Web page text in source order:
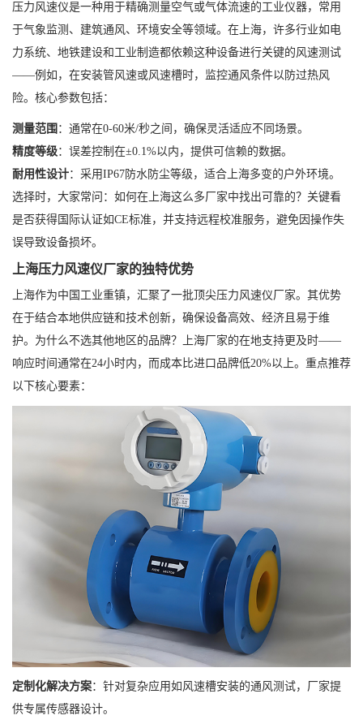
压力风速仪是一种用于精确测量空气或气体流速的工业仪器，常用
于气象监测、建筑通风、环境安全等领域。在上海，许多行业如电
力系统、地铁建设和工业制造都依赖这种设备进行关键的风速测试
——例如，在安装管风速或风速槽时，监控通风条件以防过热风
险。核心参数包括：
测量范围 ：通常在0-60米/秒之间，确保灵活适应不同场景。
精度等级：误差控制在±0.1%以内，提供可信赖的数据。
耐用性设计：采用IP67防水防尘等级，适合上海多变的户外环境。
选择时，大家常问：如何在上海这么多厂家中找出可靠的？关键看
是否获得国际认证如CE标准，并支持远程校准服务，避免因操作失
误导致设备损坏。
上海压力风速仪厂家的独特优势
上海作为中国工业重镇，汇聚了一批顶尖压力风速仪厂家。其优势
在于结合本地供应链和技术创新，确保设备高效、经济且易于维
护。为什么不选其他地区的品牌？上海厂家的在地支持更及时——
响应时间通常在24小时内，而成本比进口品牌低20%以上。重点推荐
以下核心要素：
定制化解决方案：针对复杂应用如风速槽安装的通风测试，厂家提
供专属传感器设计。